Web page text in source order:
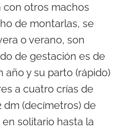
con otros machos
de montarlas, se
o verano, son
de gestación es de
año y su parto (rápido)
a cuatro crías de
dm (decímetros) de
solitario hasta la